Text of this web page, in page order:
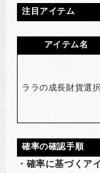
注目アイテム
アイテム名
ララの成長財貨選
確率の確認手順
・確率に基づくア